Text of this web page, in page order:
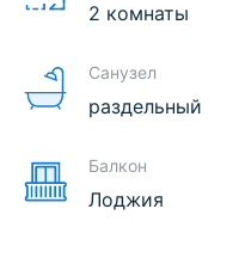
2 комнаты
Санузел
раздельный
Балкон
Лоджия